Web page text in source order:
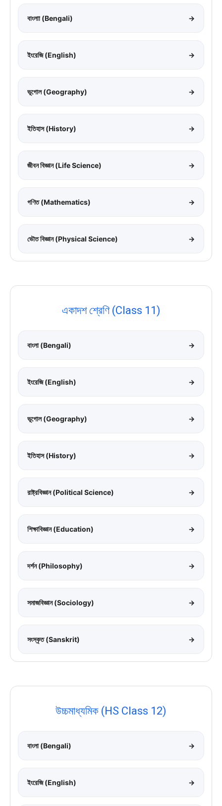
বাংলাা (Bengali) →
ইংরেজি (English) →
ভূগোল (Geography) →
ইতিহাস (History) →
জীবন বিজ্ঞান (Life Science) →
গণিত (Mathematics) →
ভৌত বিজ্ঞান (Physical Science) →
একাদশ শ্রেণি (Class 11)
বাংলা (Bengali) →
ইংরেজি (English) →
ভূগোল (Geography) →
ইতিহাস (History) →
রাষ্ট্রবিজ্ঞান (Political Science) →
শিক্ষাবিজ্ঞান (Education) →
দর্শন (Philosophy) →
সমাজবিজ্ঞান (Sociology) →
সংস্কৃত (Sanskrit) →
উচ্চমাধ্যমিক (HS Class 12)
বাংলা (Bengali) →
ইংরেজি (English) →